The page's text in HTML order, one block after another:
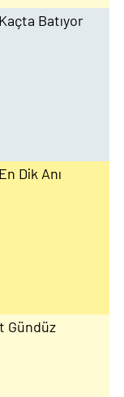
Batıyor
Dik Anı
Gündüz